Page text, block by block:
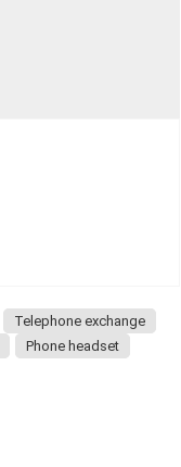
Telephone exchange
Phone headset